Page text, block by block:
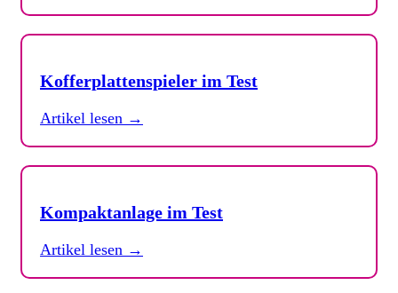
Kofferplattenspieler im Test
Artikel lesen →
Kompaktanlage im Test
Artikel lesen →